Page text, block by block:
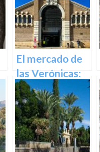
Murcia: Un
Icono Histórico
y Cultural en el
Corazón de la
Ciudad
El mercado de
las Verónicas:
descubre el
mercado más
emblemático
de Murcia